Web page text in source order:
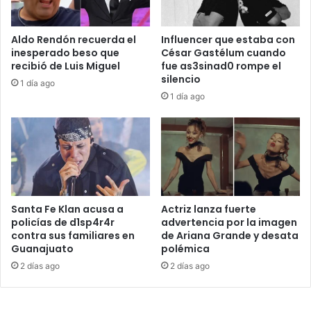
Aldo Rendón recuerda el
inesperado beso que
recibió de Luis Miguel
1 día ago
Influencer que estaba con
César Gastélum cuando
fue as3sinad0 rompe el
silencio
1 día ago
Santa Fe Klan acusa a
policías de d1sp4r4r
contra sus familiares en
Guanajuato
2 días ago
Actriz lanza fuerte
advertencia por la imagen
de Ariana Grande y desata
polémica
2 días ago